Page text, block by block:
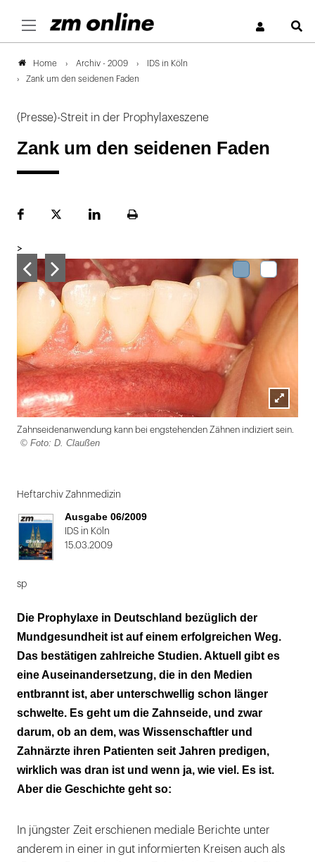
Home Archiv - 2009
IDS in Köln
Zank um den seidenen Faden
(Presse)-Streit in der Prophylaxeszene
Zank um den seidenen Faden
FacebookPlattformLinekdInSeite
>
Lightbox
öffnen
Zahnseidenanwendung kann bei engstehenden Zähnen indiziert sein.
© Foto: D. Claußen
1
von
Heftarchiv Zahnmedizin
Ausgabe 06/2009
IDS in Köln
15.03.2009
sp
Die Prophylaxe in Deutschland bezüglich der
Mundgesundheit ist auf einem erfolgreichen Weg.
Das bestätigen zahlreiche Studien. Aktuell gibt es
eine Auseinandersetzung, die in den Medien
entbrannt ist, aber unterschwellig schon länger
schwelte. Es geht um die Zahnseide, und zwar
darum, ob an dem, was Wissenschaftler und
Zahnärzte ihren Patienten seit Jahren predigen,
wirklich was dran ist und wenn ja, wie viel. Es ist.
Aber die Geschichte geht so:
In jüngster Zeit erschienen mediale Berichte unter
anderem in einer in gut informierten Kreisen auch als